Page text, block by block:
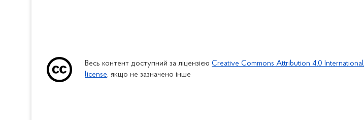
Весь контент доступний за ліцензією Creative Commons Attribution 4.0 International
license, якщо не зазначено інше